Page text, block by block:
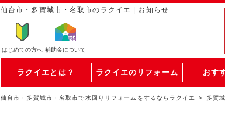
仙台市・多賀城市・名取市のラクイエ | お知らせ
はじめての方へ 補助金について
ラクイエとは？ ラクイエのリフォーム おす
仙台市・多賀城市・名取市で水回りリフォームをするならラクイエ 多賀